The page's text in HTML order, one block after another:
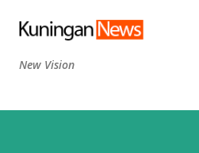
Langsung ke
New Vision